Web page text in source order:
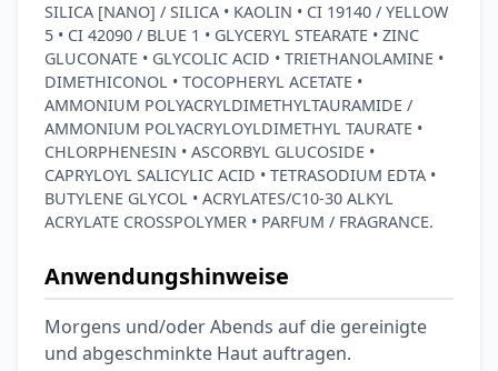
SILICA [NANO] / SILICA • KAOLIN • CI 19140 / YELLOW
5 • CI 42090 / BLUE 1 • GLYCERYL STEARATE • ZINC
GLUCONATE • GLYCOLIC ACID • TRIETHANOLAMINE •
DIMETHICONOL • TOCOPHERYL ACETATE •
AMMONIUM POLYACRYLDIMETHYLTAURAMIDE /
AMMONIUM POLYACRYLOYLDIMETHYL TAURATE •
CHLORPHENESIN • ASCORBYL GLUCOSIDE •
CAPRYLOYL SALICYLIC ACID • TETRASODIUM EDTA •
BUTYLENE GLYCOL • ACRYLATES/C10-30 ALKYL
ACRYLATE CROSSPOLYMER • PARFUM / FRAGRANCE.
Anwendungshinweise
Morgens und/oder Abends auf die gereinigte
und abgeschminkte Haut auftragen.